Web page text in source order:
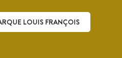
LOUIS FRANÇOIS